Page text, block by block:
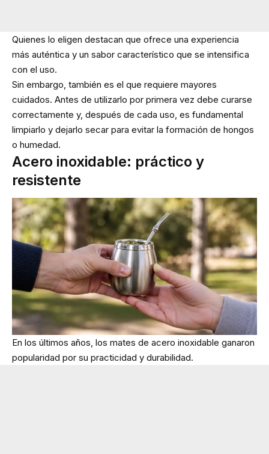
Quienes lo eligen destacan que ofrece una experiencia
más auténtica y un sabor característico que se intensifica
con el uso.
Sin embargo, también es el que requiere mayores
cuidados. Antes de utilizarlo por primera vez debe curarse
correctamente y, después de cada uso, es fundamental
limpiarlo y dejarlo secar para evitar la formación de hongos
o humedad.
Acero inoxidable: práctico y
resistente
En los últimos años, los mates de acero inoxidable ganaron
popularidad por su practicidad y durabilidad.